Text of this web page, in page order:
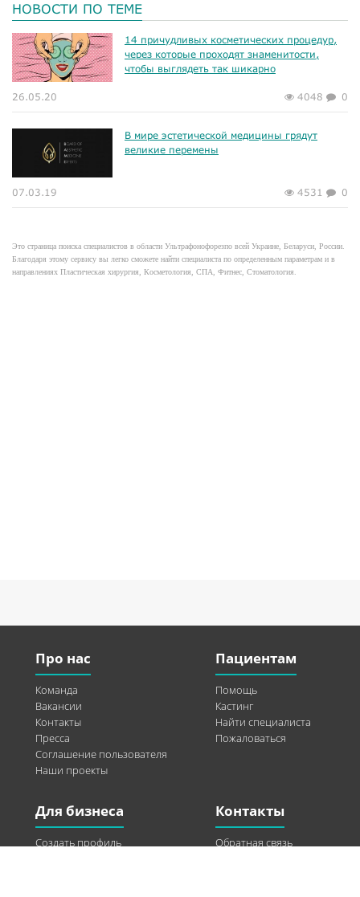
НОВОСТИ ПО ТЕМЕ
14 причудливых косметических процедур,
через которые проходят знаменитости,
чтобы выглядеть так шикарно
26.05.20 4048 0
В мире эстетической медицины грядут
великие перемены
07.03.19 4531 0
Это страница поиска специалистов в области Ультрафонофорезпо всей Украине, Беларуси, России.
Благодаря этому сервису вы легко сможете найти специалиста по определенным параметрам и в
направлениях Пластическая хирургия, Косметология, СПА, Фитнес, Стоматология.
Про нас
Команда
Вакансии
Контакты
Пресса
Соглашение пользователя
Наши проекты
Пациентам
Помощь
Кастинг
Найти специалиста
Пожаловаться
Для бизнеса
Создать профиль
Контакты
Обратная связь